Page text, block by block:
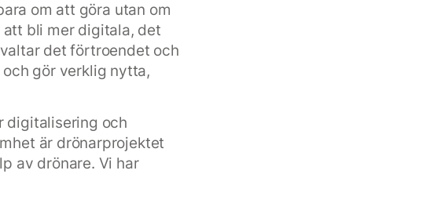
om att göra utan om
bli mer digitala, det
det förtroendet och
gör verklig nytta,
digitalisering och
är drönarprojektet
av drönare. Vi har